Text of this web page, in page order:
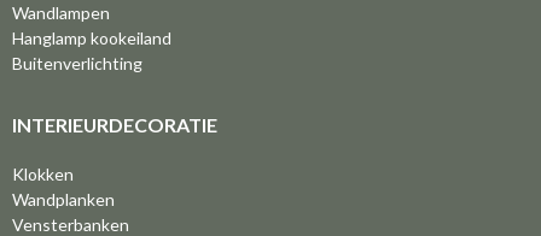
Wandlampen
Hanglamp kookeiland
Buitenverlichting
INTERIEURDECORATIE
Klokken
Wandplanken
Vensterbanken